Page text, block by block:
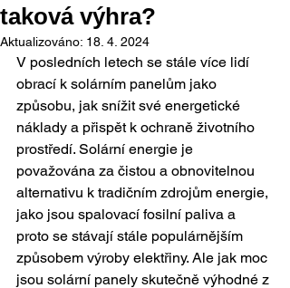
taková výhra?
Aktualizováno: 18. 4. 2024
V posledních letech se stále více lidí
obrací k solárním panelům jako
způsobu, jak snížit své energetické
náklady a přispět k ochraně životního
prostředí. Solární energie je
považována za čistou a obnovitelnou
alternativu k tradičním zdrojům energie,
jako jsou spalovací fosilní paliva a
proto se stávají stále populárnějším
způsobem výroby elektřiny. Ale jak moc
jsou solární panely skutečně výhodné z